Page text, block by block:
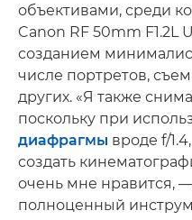
объективами, среди
Canon RF 50mm F1.2L
созданием
числе портретов,
других. «Я также
поскольку при
диафрагмы вроде f/
создать
очень мне нравится,
полноценный